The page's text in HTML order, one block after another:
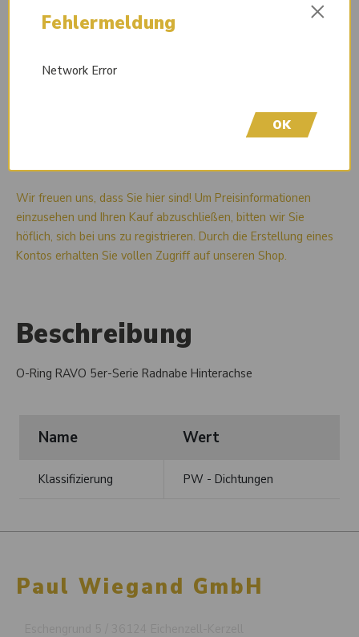
Sofort lieferbar
Wir freuen uns, dass Sie hier sind! Um Preisinformationen
einzusehen und Ihren Kauf abzuschließen, bitten wir Sie
höflich, sich bei uns zu registrieren. Durch die Erstellung eines
Kontos erhalten Sie vollen Zugriff auf unseren Shop.
Beschreibung
O-Ring RAVO 5er-Serie Radnabe Hinterachse
Name Wert
Klassifizierung PW - Dichtungen
Paul Wiegand GmbH
Fehlermeldung ×
Network Error
OK